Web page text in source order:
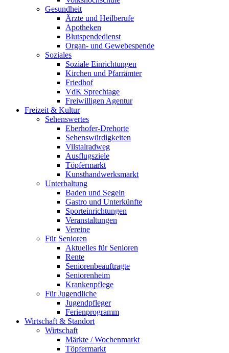
Gesundheit
Ärzte und Heilberufe
Apotheken
Blutspendedienst
Organ- und Gewebespende
Soziales
Soziale Einrichtungen
Kirchen und Pfarrämter
Friedhof
VdK Sprechtage
Freiwilligen Agentur
Freizeit & Kultur
Sehenswertes
Eberhofer-Drehorte
Sehenswürdigkeiten
Vilstalradweg
Ausflugsziele
Töpfermarkt
Kunsthandwerksmarkt
Unterhaltung
Baden und Segeln
Gastro und Unterkünfte
Sporteinrichtungen
Veranstaltungen
Vereine
Für Senioren
Aktuelles für Senioren
Rente
Seniorenbeauftragte
Seniorenheim
Krankenpflege
Für Jugendliche
Jugendpfleger
Ferienprogramm
Wirtschaft & Standort
Wirtschaft
Märkte / Wochenmarkt
Töpfermarkt